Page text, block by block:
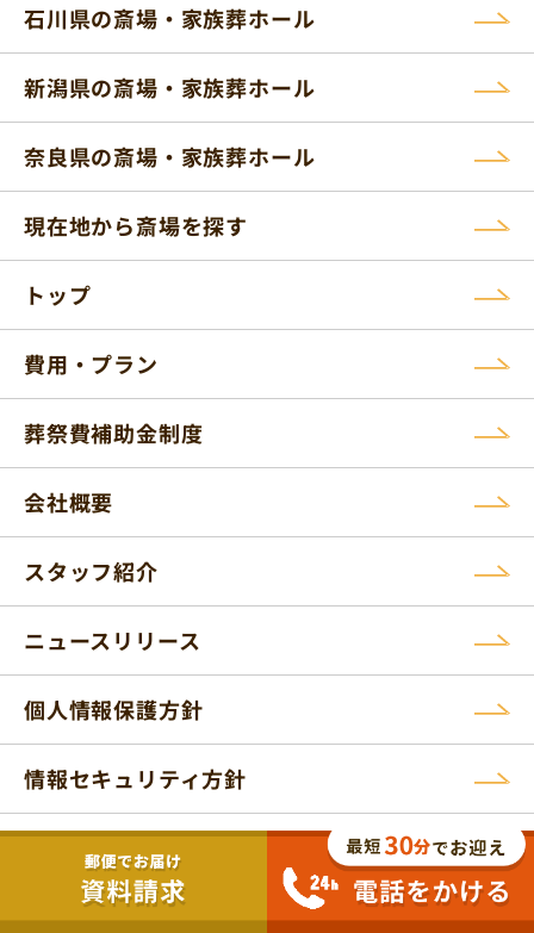
石川県の斎場・家族葬ホール
新潟県の斎場・家族葬ホール
奈良県の斎場・家族葬ホール
現在地から斎場を探す
トップ
費用・プラン
葬祭費補助金制度
会社概要
スタッフ紹介
ニュースリリース
個人情報保護方針
情報セキュリティ方針
運輸安全マネジメント取組み
反社会的勢力排除宣言